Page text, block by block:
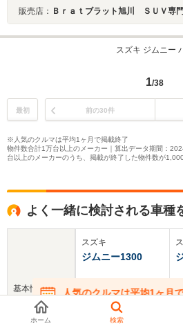
販売店： Ｂｒａｔブラット旭川 ＳＵＶ専
スズキ ジムニー
1/38
最初 前の30件
※人気のクルマは平均1ヶ月で掲載終了
物件数合計1万台以上のメーカー｜算出データ期間：
台以上のメーカーのうち、掲載が終了した物件数が
よく一緒に検討される車種
基本情報
スズキ
ジムニー1300
人気のクルマは平均1ヶ月
在庫が無くなる前にお問い合わ
ホーム 検索